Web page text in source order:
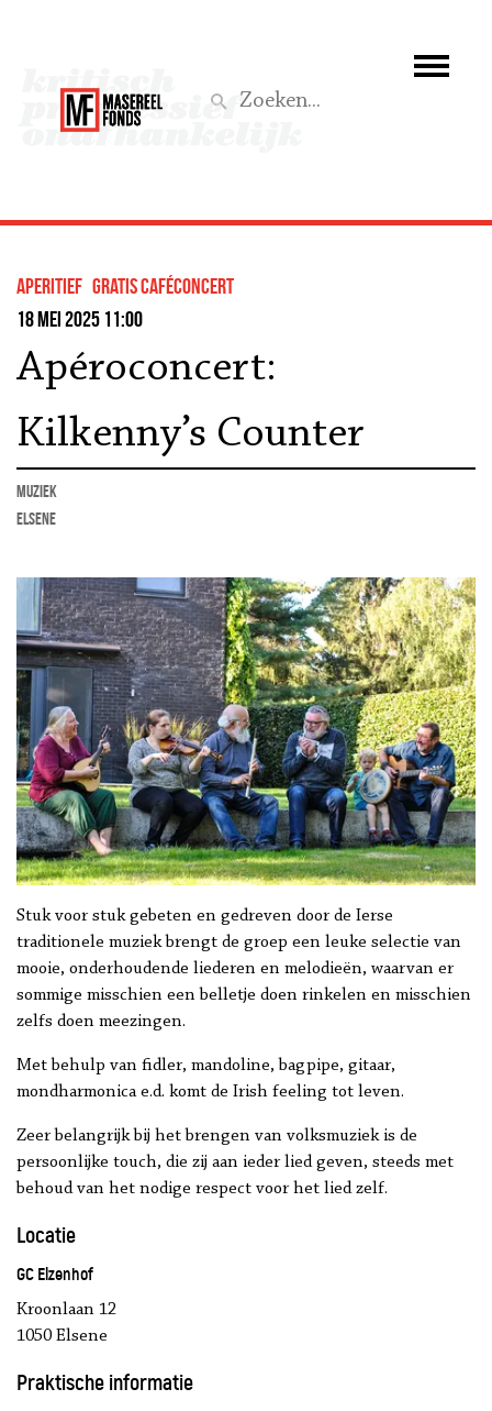
Wat we doen
Aktief
Aperitief Gratis caféconcert
18 mei 2025 11:00
Apéroconcert:
Kilkenny’s Counter
muziek
Elsene
Stuk voor stuk gebeten en gedreven door de Ierse
traditionele muziek brengt de groep een leuke selectie van
mooie, onderhoudende liederen en melodieën, waarvan er
sommige misschien een belletje doen rinkelen en misschien
zelfs doen meezingen.
Met behulp van fidler, mandoline, bagpipe, gitaar,
mondharmonica e.d. komt de Irish feeling tot leven.
Zeer belangrijk bij het brengen van volksmuziek is de
persoonlijke touch, die zij aan ieder lied geven, steeds met
behoud van het nodige respect voor het lied zelf.
Locatie
GC Elzenhof
Kroonlaan 12
1050 Elsene
Praktische informatie